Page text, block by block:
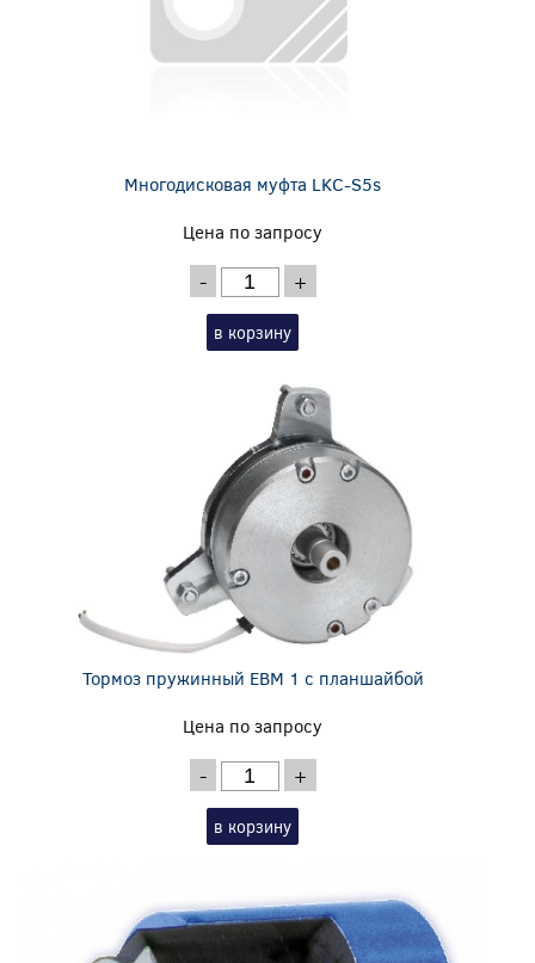
Многодисковая муфта LKC-S5s
Цена по запросу
- +
в корзину
Тормоз пружинный EBM 1 с планшайбой
Цена по запросу
- +
в корзину